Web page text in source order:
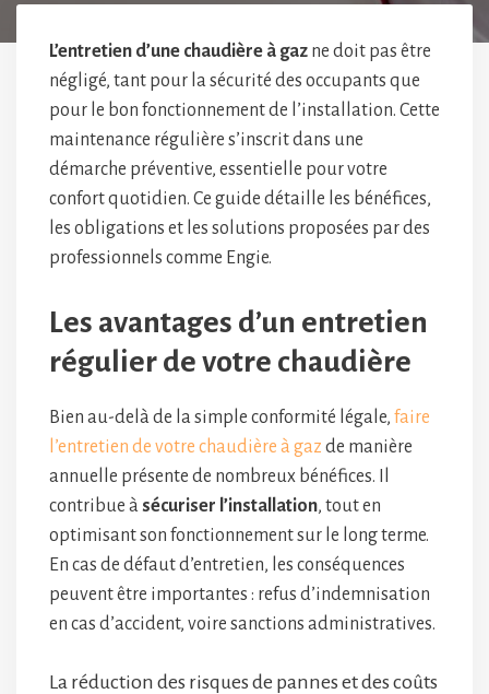
L’entretien d’une chaudière à gaz ne doit pas être
négligé, tant pour la sécurité des occupants que
pour le bon fonctionnement de l’installation. Cette
maintenance régulière s’inscrit dans une
démarche préventive, essentielle pour votre
confort quotidien. Ce guide détaille les bénéfices,
les obligations et les solutions proposées par des
professionnels comme Engie.
Les avantages d’un entretien
régulier de votre chaudière
Bien au-delà de la simple conformité légale, faire
l’entretien de votre chaudière à gaz de manière
annuelle présente de nombreux bénéfices. Il
contribue àsécuriser l’installation, tout en
optimisant son fonctionnement sur le long terme.
En cas de défaut d’entretien, les conséquences
peuvent être importantes : refus d’indemnisation
en cas d’accident, voire sanctions administratives.
La réduction des risques de pannes et des coûts